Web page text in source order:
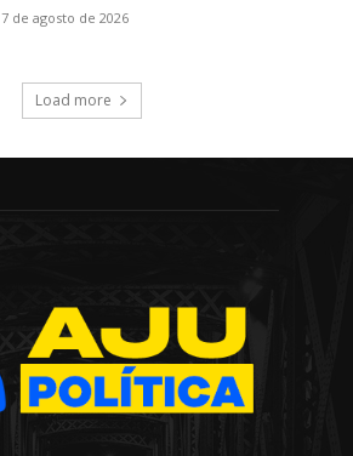
7 de agosto de 2026
Load more